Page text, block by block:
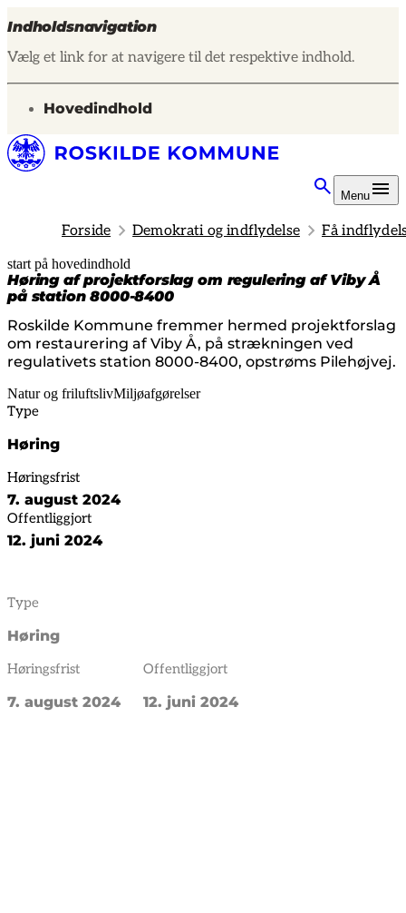
Indholdsnavigation
Vælg et link for at navigere til det respektive indhold.
gå til
Hovedindhold
Menu
Forside Demokrati og indflydelse Få
start på hovedindhold
Høring af projektforslag om regulering af Viby Å
på station 8000-8400
Roskilde Kommune fremmer hermed projektforslag
om restaurering af Viby Å, på strækningen ved
senest opdateret 19. februar 2026
Natur og friluftslivMiljøafgørelser
Type
Høring
Høringsfrist
7. august 2024
Offentliggjort
12. juni 2024
Type
Høring
Høringsfrist
7. august 2024
Offentliggjort
12. juni 2024